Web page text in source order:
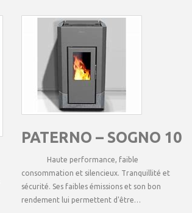
PATERNO – SOGNO 10
Haute performance, faible
consommation et silencieux. Tranquillité et
sécurité. Ses faibles émissions et son bon
rendement lui permettent d'être…